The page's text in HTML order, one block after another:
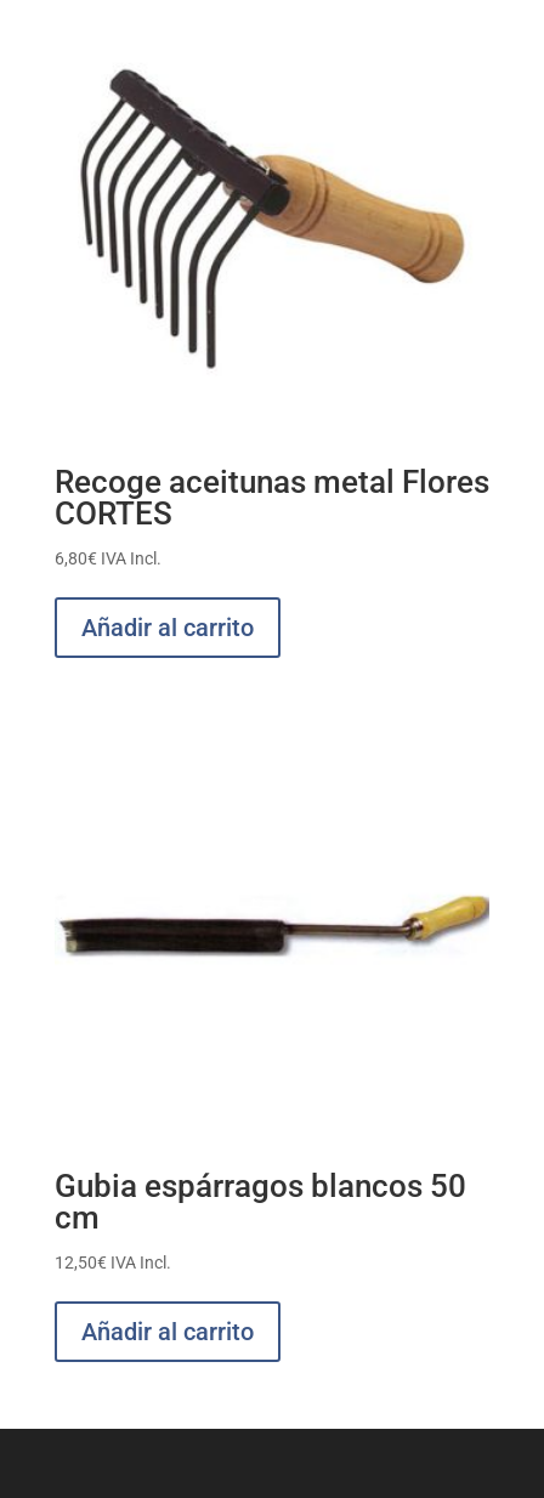
Recoge aceitunas metal Flores
CORTES
6,80€ IVA Incl.
Añadir al carrito
Gubia espárragos blancos 50
cm
12,50€ IVA Incl.
Añadir al carrito